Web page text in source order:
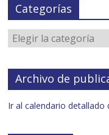
Categorías
Archivo de
Ir al calendario detallado